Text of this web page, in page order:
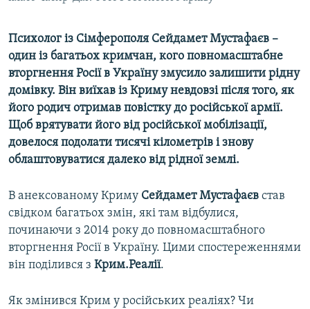
Психолог із Сімферополя Сейдамет Мустафаєв –
один із багатьох кримчан, кого повномасштабне
вторгнення Росії в Україну змусило залишити рідну
домівку. Він виїхав із Криму невдовзі після того, як
його родич отримав повістку до російської армії.
Щоб врятувати його від російської мобілізації,
довелося подолати тисячі кілометрів і знову
облаштовуватися далеко від рідної землі.
В анексованому Криму Сейдамет Мустафаєв став
свідком багатьох змін, які там відбулися,
починаючи з 2014 року до повномасштабного
вторгнення Росії в Україну. Цими спостереженнями
він поділився з Крим.Реалії.
Як змінився Крим у російських реаліях? Чи